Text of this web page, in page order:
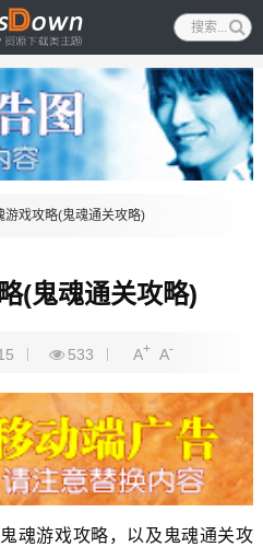
游戏攻略(鬼魂通关攻略)
(鬼魂通关攻略)
533 A+ A-
魂游戏攻略，以及鬼魂通关攻